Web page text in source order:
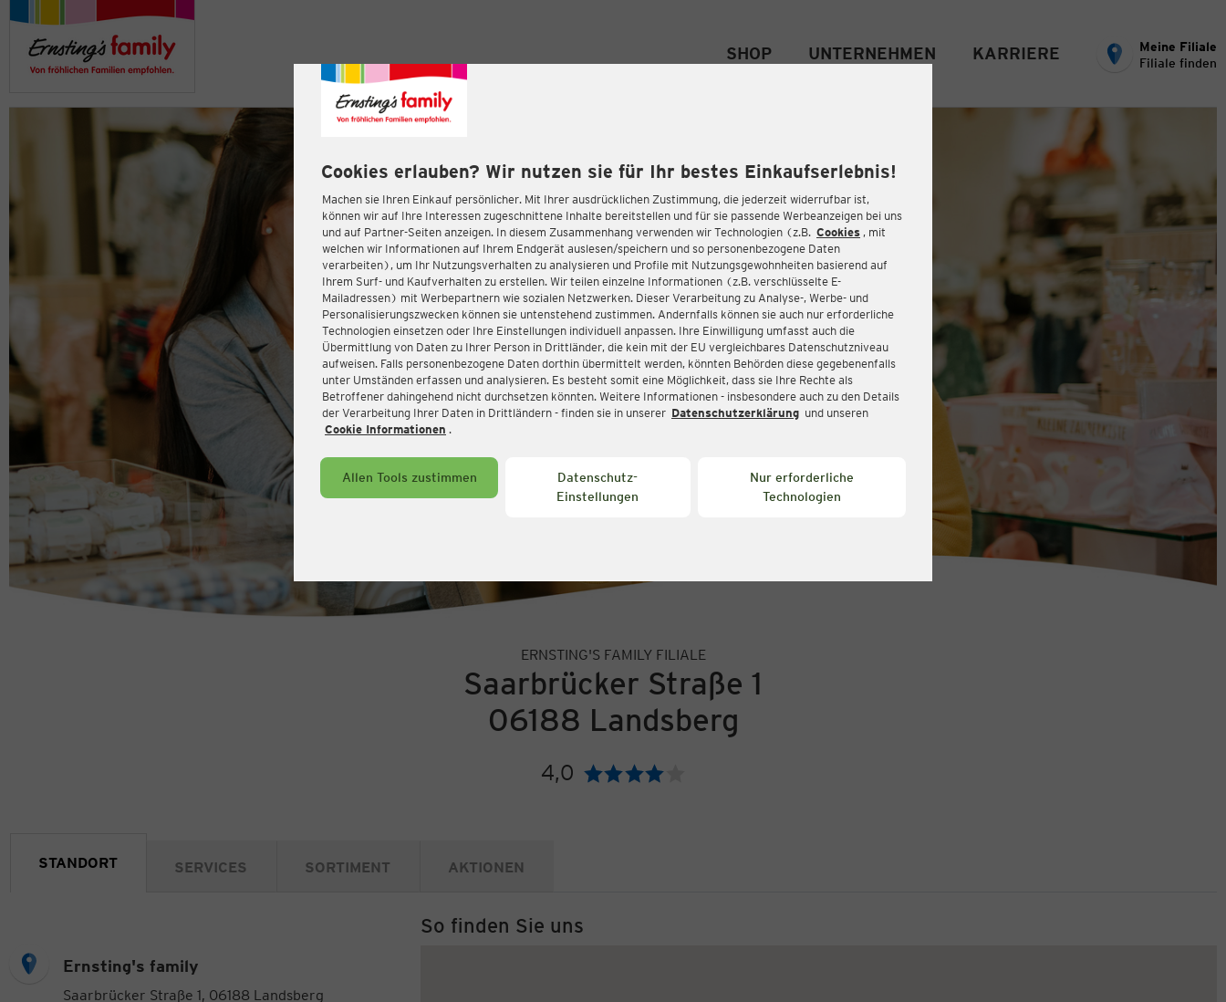
Cookies erlauben? Wir nutzen sie für Ihr bestes Einkaufserlebnis!
Machen sie Ihren Einkauf persönlicher. Mit Ihrer ausdrücklichen Zustimmung, die jederzeit widerrufbar ist,
können wir auf Ihre Interessen zugeschnittene Inhalte bereitstellen und für sie passende Werbeanzeigen bei uns
und auf Partner-Seiten anzeigen. In diesem Zusammenhang verwenden wir Technologien (z.B. Cookies , mit
welchen wir Informationen auf Ihrem Endgerät auslesen/speichern und so personenbezogene Daten
verarbeiten), um Ihr Nutzungsverhalten zu analysieren und Profile mit Nutzungsgewohnheiten basierend auf
Ihrem Surf- und Kaufverhalten zu erstellen. Wir teilen einzelne Informationen (z.B. verschlüsselte E-
Mailadressen) mit Werbepartnern wie sozialen Netzwerken. Dieser Verarbeitung zu Analyse-, Werbe- und
Personalisierungszwecken können sie untenstehend zustimmen. Andernfalls können sie auch nur erforderliche
Technologien einsetzen oder Ihre Einstellungen individuell anpassen. Ihre Einwilligung umfasst auch die
Übermittlung von Daten zu Ihrer Person in Drittländer, die kein mit der EU vergleichbares Datenschutzniveau
aufweisen. Falls personenbezogene Daten dorthin übermittelt werden, könnten Behörden diese gegebenenfalls
unter Umständen erfassen und analysieren. Es besteht somit eine Möglichkeit, dass sie Ihre Rechte als
Betroffener dahingehend nicht durchsetzen könnten. Weitere Informationen - insbesondere auch zu den Details
der Verarbeitung Ihrer Daten in Drittländern - finden sie in unserer Datenschutzerklärung und unseren
Cookie Informationen .
Allen Tools zustimmen
Datenschutz-
Einstellungen
Nur erforderliche
Technologien
SHOP UNTERNEHMEN KARRIERE
Meine Filiale
Filiale finden
ERNSTING'S FAMILY FILIALE
Saarbrücker Straße 1
06188 Landsberg
4,0 Bewertung:
STANDORT SERVICES SORTIMENT AKTIONEN
Ernsting's family
Saarbrücker Straße 1, 06188 Landsberg
So finden Sie uns